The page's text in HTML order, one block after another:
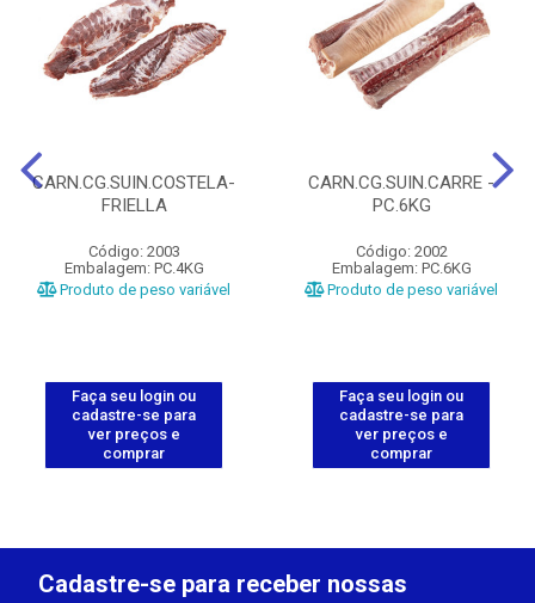
CARN.CG.SUIN.COSTELA-
FRIELLA
Código: 2003
Embalagem: PC.4KG
Produto de peso variável
Faça seu login ou
cadastre-se para
ver preços e
comprar
CARN.CG.SUIN.CARRE -
PC.6KG
Código: 2002
Embalagem: PC.6KG
Produto de peso variável
Faça seu login ou
cadastre-se para
ver preços e
comprar
Cadastre-se para receber nossas